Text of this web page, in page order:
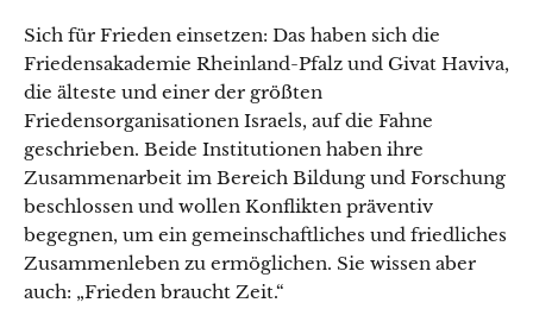
Sich für Frieden einsetzen: Das haben sich die
Friedensakademie Rheinland-Pfalz und Givat Haviva,
die älteste und einer der größten
Friedensorganisationen Israels, auf die Fahne
geschrieben. Beide Institutionen haben ihre
Zusammenarbeit im Bereich Bildung und Forschung
beschlossen und wollen Konflikten präventiv
begegnen, um ein gemeinschaftliches und friedliches
Zusammenleben zu ermöglichen. Sie wissen aber
auch: „Frieden braucht Zeit.“